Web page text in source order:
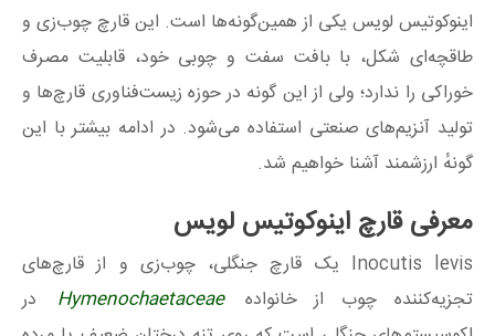
اینوکوتیس لویس یکی از همین‌گونه‌ها است. این قارچ چوب‌زی و
طاقچه‌ای شکل، با بافت سفت و چوبی خود، قابلیت مصرف
خوراکی را ندارد؛ ولی از این گونه در حوزه زیست‌فناوری قارچ‌ها و
تولید آنزیم‌های صنعتی استفاده می‌شود. در ادامه بیشتر با این‌
گونهٔ ارزشمند آشنا خواهیم شد.
معرفی قارچ اینوکوتیس لویس
Inocutis levis یک قارچ جنگلی، چوب‌زی و از قارچ‌های
تجزیه‌کننده چوب از خانواده
Hymenochaetaceae
در